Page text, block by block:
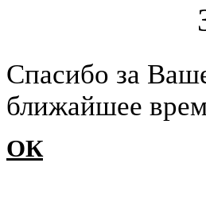
Cпасибо за
ближайшее
ОК